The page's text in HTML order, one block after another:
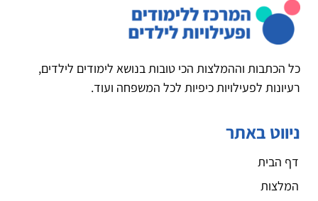
כל הכתבות וההמלצות הכי טובות בנושא לימודים לילדים,
רעיונות לפעילויות כיפיות לכל המשפחה ועוד.
ניווט באתר
דף הבית
המלצות